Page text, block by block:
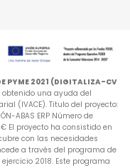
PYME 2021 (DIGITALIZA-CV
obtenido una ayuda del
(IVACE). Titulo del proyecto:
ABAS ERP Número de
El proyecto ha consistido en
con las necesidades
a través del programa de
2018. Este programa